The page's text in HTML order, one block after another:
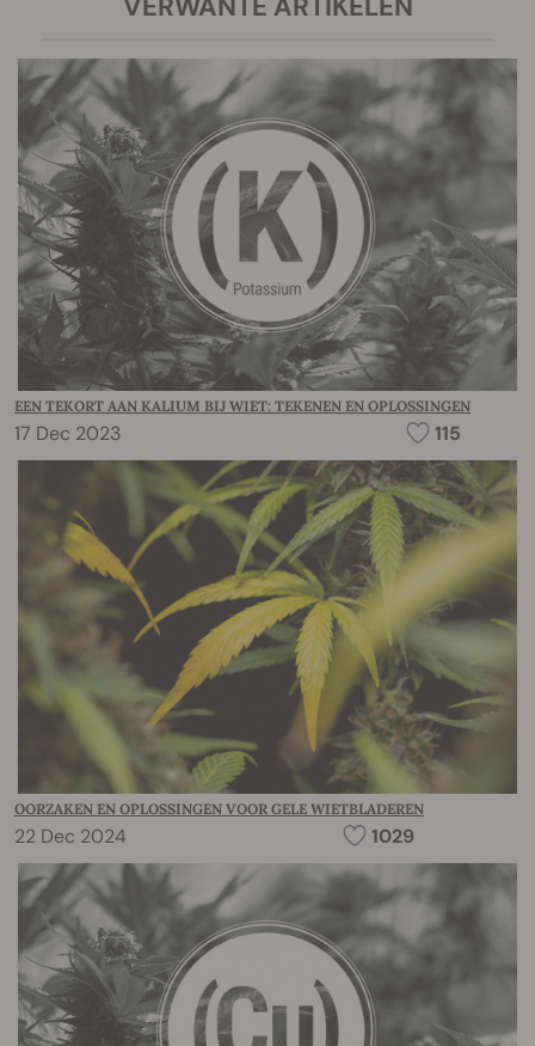
EEN TEKORT AAN KALIUM BIJ WIET: TEKENEN EN OPLOSSINGEN
17 Dec 2023 115
OORZAKEN EN OPLOSSINGEN VOOR GELE WIETBLADEREN
22 Dec 2024 1029